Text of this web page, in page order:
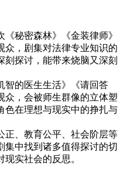
《秘密森林》《金装律师》
众，剧集对法律专业知识的
刻探讨，能带来烧脑又深刻
智的医生生活》《请回答
众，会被师生群像的立体塑
色在理想与现实中的挣扎与
正、教育公平、社会阶层等
集中找到诸多值得探讨的切
实社会的反思。